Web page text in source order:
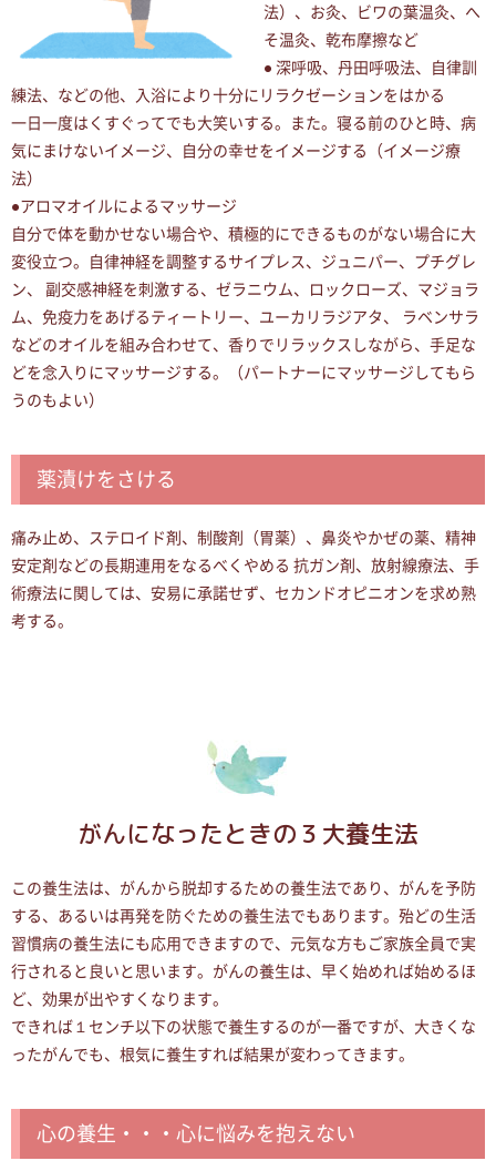
法）、お灸、ビワの葉温灸、へ
そ温灸、乾布摩擦など
● 深呼吸、丹田呼吸法、自律訓
練法、などの他、入浴により十分にリラクゼーションをはかる
一日一度はくすぐってでも大笑いする。また。寝る前のひと時、病
気にまけないイメージ、自分の幸せをイメージする（イメージ療
法）
●アロマオイルによるマッサージ
自分で体を動かせない場合や、積極的にできるものがない場合に大
変役立つ。自律神経を調整するサイプレス、ジュニパー、プチグレ
ン、 副交感神経を刺激する、ゼラニウム、ロックローズ、マジョラ
ム、免疫力をあげるティートリー、ユーカリラジアタ、 ラベンサラ
などのオイルを組み合わせて、香りでリラックスしながら、手足な
どを念入りにマッサージする。（パートナーにマッサージしてもら
うのもよい）
薬漬けをさける
痛み止め、ステロイド剤、制酸剤（胃薬）、鼻炎やかぜの薬、精神
安定剤などの長期連用をなるべくやめる 抗ガン剤、放射線療法、手
術療法に関しては、安易に承諾せず、セカンドオピニオンを求め熟
考する。
がんになったときの３大養生法
この養生法は、がんから脱却するための養生法であり、がんを予防
する、あるいは再発を防ぐための養生法でもあります。殆どの生活
習慣病の養生法にも応用できますので、元気な方もご家族全員で実
行されると良いと思います。がんの養生は、早く始めれば始めるほ
ど、効果が出やすくなります。
できれば１センチ以下の状態で養生するのが一番ですが、大きくな
ったがんでも、根気に養生すれば結果が変わってきます。
心の養生・・・心に悩みを抱えない